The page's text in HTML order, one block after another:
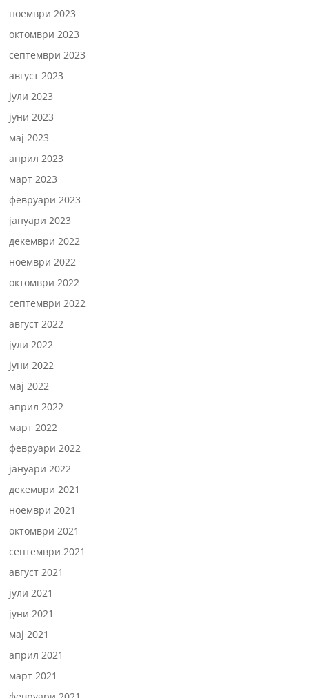
ноември 2023
октомври 2023
септември 2023
август 2023
јули 2023
јуни 2023
мај 2023
април 2023
март 2023
февруари 2023
јануари 2023
декември 2022
ноември 2022
октомври 2022
септември 2022
август 2022
јули 2022
јуни 2022
мај 2022
април 2022
март 2022
февруари 2022
јануари 2022
декември 2021
ноември 2021
октомври 2021
септември 2021
август 2021
јули 2021
јуни 2021
мај 2021
април 2021
март 2021